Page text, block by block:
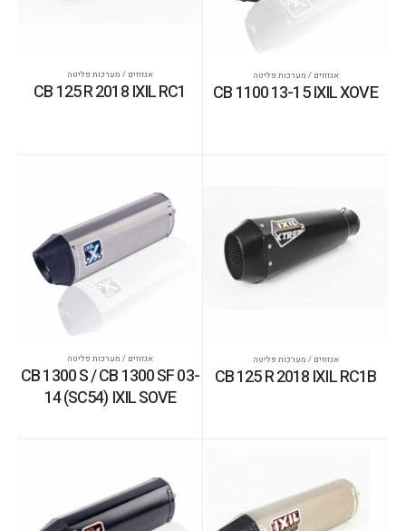
אגזוזים / מערכות פליטה
CB 1100 13-15 IXIL XOVE
אגזוזים / מערכות פליטה
CB 125 R 2018 IXIL RC1
אגזוזים / מערכות פליטה
CB 125 R 2018 IXIL RC1B
אגזוזים / מערכות פליטה
CB 1300 S / CB 1300 SF 03-
14 (SC54) IXIL SOVE